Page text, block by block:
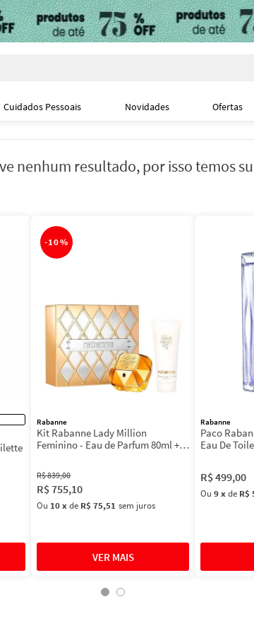
Cuidados Pessoais Novidades Ofertas
nenhum resultado, por isso temos
-10%
Rabanne
Kit Rabanne Lady Million
Feminino - Eau de Parfum 80ml +
R$839,00
R$755,10
Ou 10xde R$ 75,51 sem juros
Rabanne
Paco
Eau De
R$499,00
Ou 9xde R$